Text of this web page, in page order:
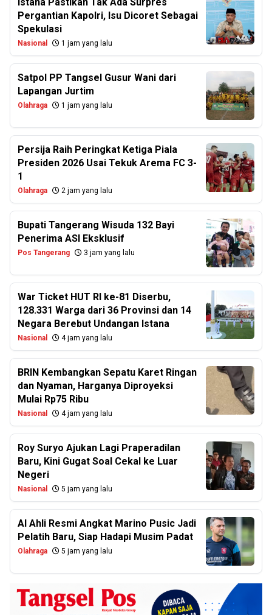
Pergantian Kapolri, Isu Dicoret Sebagai
Spekulasi
Nasional 1 jam yang lalu
Satpol PP Tangsel Gusur Wani dari
Lapangan Jurtim
Olahraga 1 jam yang lalu
Persija Raih Peringkat Ketiga Piala
Presiden 2026 Usai Tekuk Arema FC 3-
1
Olahraga 2 jam yang lalu
Bupati Tangerang Wisuda 132 Bayi
Penerima ASI Eksklusif
Pos Tangerang 3 jam yang lalu
War Ticket HUT RI ke-81 Diserbu,
128.331 Warga dari 36 Provinsi dan 14
Negara Berebut Undangan Istana
Nasional 4 jam yang lalu
BRIN Kembangkan Sepatu Karet Ringan
dan Nyaman, Harganya Diproyeksi
Mulai Rp75 Ribu
Nasional 4 jam yang lalu
Roy Suryo Ajukan Lagi Praperadilan
Baru, Kini Gugat Soal Cekal ke Luar
Negeri
Nasional 5 jam yang lalu
Al Ahli Resmi Angkat Marino Pusic Jadi
Pelatih Baru, Siap Hadapi Musim Padat
Olahraga 5 jam yang lalu